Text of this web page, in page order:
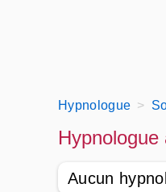
Hypnologue
Hypnologue
Aucun